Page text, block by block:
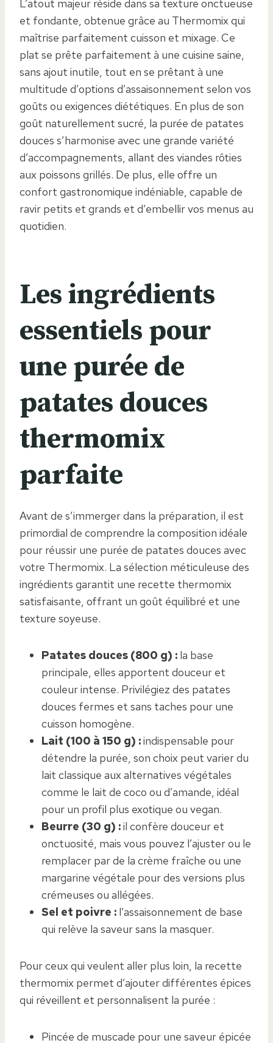
L’atout majeur réside dans sa texture onctueuse
et fondante, obtenue grâce au Thermomix qui
maîtrise parfaitement cuisson et mixage. Ce
plat se prête parfaitement à une cuisine saine,
sans ajout inutile, tout en se prêtant à une
multitude d’options d’assaisonnement selon vos
goûts ou exigences diététiques. En plus de son
goût naturellement sucré, la purée de patates
douces s’harmonise avec une grande variété
d’accompagnements, allant des viandes rôties
aux poissons grillés. De plus, elle offre un
confort gastronomique indéniable, capable de
ravir petits et grands et d’embellir vos menus au
quotidien.
Les ingrédients
essentiels pour
une purée de
patates douces
thermomix
parfaite
Avant de s’immerger dans la préparation, il est
primordial de comprendre la composition idéale
pour réussir une purée de patates douces avec
votre Thermomix. La sélection méticuleuse des
ingrédients garantit une recette thermomix
satisfaisante, offrant un goût équilibré et une
texture soyeuse.
Patates douces (800 g) : la base
principale, elles apportent douceur et
couleur intense. Privilégiez des patates
douces fermes et sans taches pour une
cuisson homogène.
Lait (100 à 150 g) :indispensable pour
détendre la purée, son choix peut varier du
lait classique aux alternatives végétales
comme le lait de coco ou d’amande, idéal
pour un profil plus exotique ou vegan.
Beurre (30 g) :il confère douceur et
onctuosité, mais vous pouvez l’ajuster ou le
remplacer par de la crème fraîche ou une
margarine végétale pour des versions plus
crémeuses ou allégées.
Sel et poivre : l’assaisonnement de base
qui relève la saveur sans la masquer.
Pour ceux qui veulent aller plus loin, la recette
thermomix permet d’ajouter différentes épices
qui réveillent et personnalisent la purée :
Pincée de muscade pour une saveur épicée